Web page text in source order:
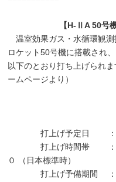
【H-ⅡA 50号機 打
温室効果ガス・水循環観測
ロケット50号機に搭載され、
以下のとおり打ち上げられ
ームページより）
打上げ予定日 ： ２０
打上げ時間帯 ： ０１
０ （日本標準時）
打上げ予備期間 ： ２